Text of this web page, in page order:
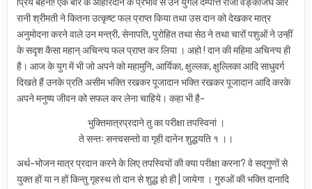
प्रिय बहनों! एक बार के आहारदान के प्रभाव से उन युगल दम्पत्ति राजा वङ्काजंघ और
रानी श्रीमती ने कितना उत्कृष्ट फल प्राप्त किया तथा उस दान को देखकर मात्र
अनुमोदना करने वाले उन मन्त्री, सेनापति, पुरोहित तथा सेठ ने तथा चारों पशुओं ने उन्हीं
के सदृश कैसा महान् अचिन्त्य फल प्राप्त कर लिया । अहो ! दान की महिमा अचिन्त्य ही
है। आज के युग में भी जो अपने को महामुनि, आर्यिका, क्षुल्लक, क्षुल्लिका आदि साधुवर्ग
दिखते हैं उनके प्रति असीम भक्ति रखकर पूजादान भक्ति रखकर पूजादान आदि करके
अपने मनुष्य जीवन को सफल कर लेना चाहिये। कहा भी है-
भुक्तिमात्रप्रदाने तु का परीक्षा तपस्विनां ।
ते सन्तः सन्त्वसन्तो वा गृही दानेन शुद्धयति १ ।।
अर्थ-भोजन मात्र प्रदान करने के लिए तपस्वियों की क्या परीक्षा करना? वे सद्गुणों से
युक्त हों या न हों किन्तु गृहस्थ तो दान से शुद्ध हो ही | जायेगा । गुरुओं की भक्ति दानादि